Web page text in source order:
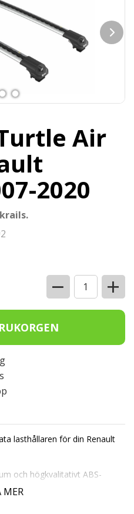
Air
2020
− +
lasthållaren för din Renault
och högkvalitativt ABS-
för att hålla i många år
MER